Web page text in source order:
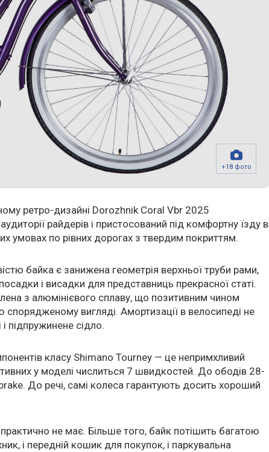
+18 фото
ретро-дизайні Dorozhnik Coral Vbr 2025
райдерів і пристосований під комфортну їзду в
умовах по рівних дорогах з твердим покриттям.
байка є занижена геометрія верхньої труби рами,
і висадки для представниць прекрасної статі.
з алюмінієвого сплаву, що позитивним чином
спорядженому вигляді. Амортизації в велосипеді не
підпружинене сідло.
класу Shimano Tourney — це непримхливий
у моделі числиться 7 швидкостей. До ободів 28-
До речі, самі колеса гарантують досить хороший
не має. Більше того, байк потішить багатою
і передній кошик для покупок, і паркувальна